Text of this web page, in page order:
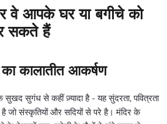
वे आपके घर या बगीचे को
सकते हैं
कालातीत आकर्षण
सुखद सुगंध से कहीं ज़्यादा है - यह सुंदरता, पवित्रता
जो संस्कृतियों और सदियों से परे है। मंदिर के